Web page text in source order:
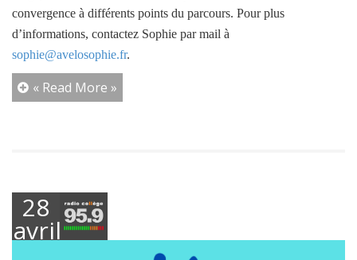
convergence à différents points du parcours. Pour plus
d’informations, contactez Sophie par mail à
sophie@avelosophie.fr.
« Read More »
28
avril